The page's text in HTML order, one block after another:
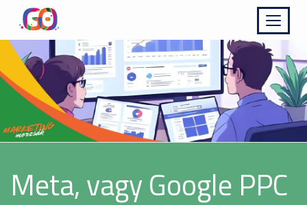
Kinyit
Meta, vagy Google PPC